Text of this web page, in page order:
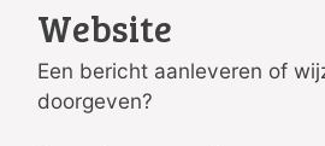
Website
Een bericht aanleveren of
doorgeven?